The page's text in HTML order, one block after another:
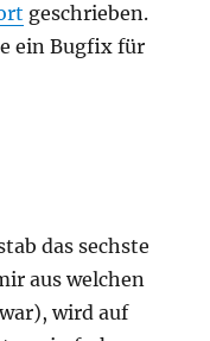
geschrieben.
ein Bugfix für
das sechste
aus welchen
wird auf